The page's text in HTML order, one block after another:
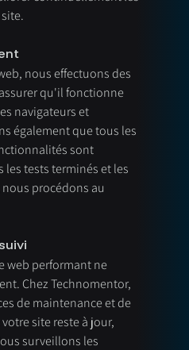
nous effectuons des
qu'il fonctionne
navigateurs et
également que tous les
sont
tests terminés et les
procédons au
web performant ne
Chez Technomentor,
de maintenance et de
site reste à jour,
surveillons les